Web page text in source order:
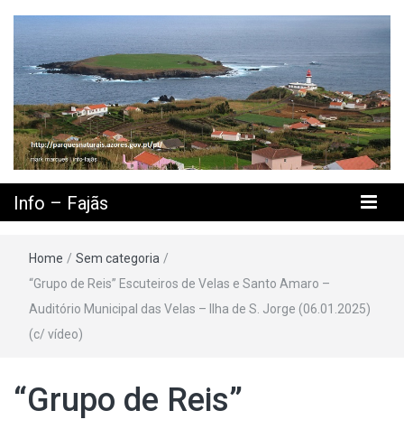
Info – Fajãs
Home / Sem categoria /
“Grupo de Reis” Escuteiros de Velas e Santo Amaro –
Auditório Municipal das Velas – Ilha de S. Jorge (06.01.2025)
(c/ vídeo)
“Grupo de Reis”